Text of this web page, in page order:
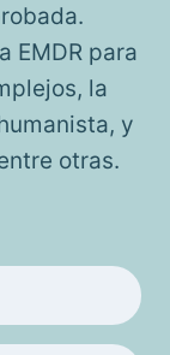
EMDR para
la
y
otras.